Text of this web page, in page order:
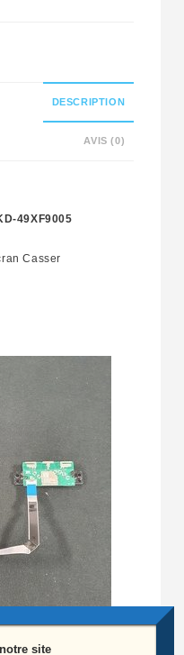
DESCRIPTION
AVIS (0)
49XF9005
Casser
site